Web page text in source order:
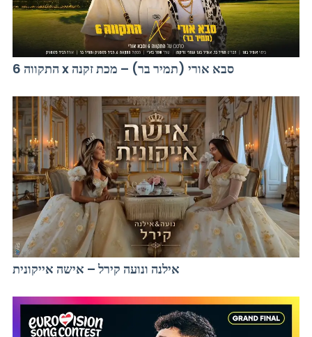
התקווה 6 x סבא אורי (תמיר בר) – מכת זקנה
אילנה ונועה קירל – אישה אייקונית